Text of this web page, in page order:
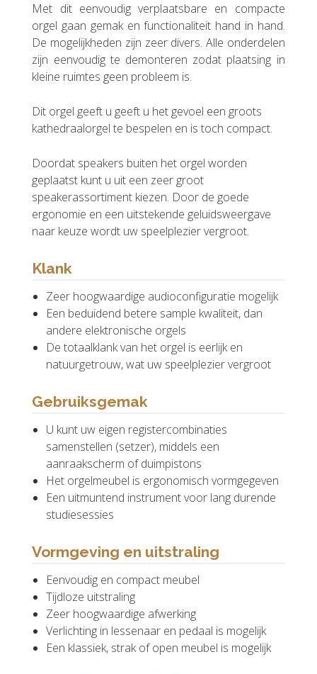
Met dit eenvoudig verplaatsbare en compacte
orgel gaan gemak en functionaliteit hand in hand.
De mogelijkheden zijn zeer divers. Alle onderdelen
zijn eenvoudig te demonteren zodat plaatsing in
kleine ruimtes geen probleem is.
Dit orgel geeft u geeft u het gevoel een groots
kathedraalorgel te bespelen en is toch compact.
Doordat speakers buiten het orgel worden
geplaatst kunt u uit een zeer groot
speakerassortiment kiezen. Door de goede
ergonomie en een uitstekende geluidsweergave
naar keuze wordt uw speelplezier vergroot.
Klank
Zeer hoogwaardige audioconfiguratie mogelijk
Een beduidend betere sample kwaliteit, dan
andere elektronische orgels
De totaalklank van het orgel is eerlijk en
natuurgetrouw, wat uw speelplezier vergroot
Gebruiksgemak
U kunt uw eigen registercombinaties
samenstellen (setzer), middels een
aanraakscherm of duimpistons
Het orgelmeubel is ergonomisch vormgegeven
Een uitmuntend instrument voor lang durende
studiesessies
Vormgeving en uitstraling
Eenvoudig en compact meubel
Tijdloze uitstraling
Zeer hoogwaardige afwerking
Verlichting in lessenaar en pedaal is mogelijk
Een klassiek, strak of open meubel is mogelijk